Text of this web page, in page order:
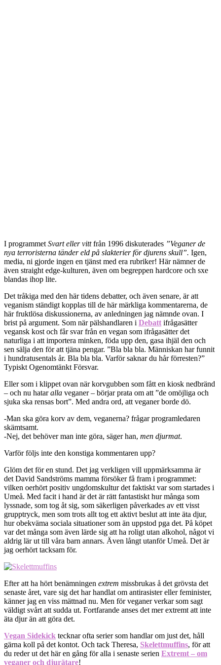
I programmetSvart eller vittfrån 1996 diskuterades ”Veganer de
nya terroristerna tänder eld på slakterier för djurens skull”. Igen,
media, ni gjorde ingen en tjänst med era rubriker! Här nämner de
även straight edge-kulturen, även om begreppen hardcore och sxe
blandas ihop lite.
Det tråkiga med den här tidens debatter, och även senare, är att
veganism ständigt kopplas till de här märkliga kommentarerna, de
här fruktlösa diskussionerna, av anledningen jag nämnde ovan. I
brist på argument. Som när pälshandlaren i Debatt ifrågasätter
vegansk kost och får svar från en vegan som ifrågasätter det
naturliga i att importera minken, föda upp den, gasa ihjäl den och
sen sälja den för att tjäna pengar. ”Bla bla bla. Människan har funnit
i hundratusentals år. Bla bla bla. Varför saknar du hår förresten?”
Typiskt Ogenomtänkt Försvar.
Eller som i klippet ovan när korvgubben som fått en kiosk nedbränd
– och nu hataralla veganer – börjar prata om att ”de omöjliga och
sjuka ska rensas bort”. Med andra ord, att veganer borde dö.
-Man ska göra korv av dem, veganerna? frågar programledaren
skämtsamt.
-Nej, det behöver man inte göra, säger han, men djurmat.
Varför följs inte den konstiga kommentaren upp?
Glöm det för en stund. Det jag verkligen vill uppmärksamma är
det David Sandströms mamma försöker få fram i programmet:
vilken oerhört positiv ungdomskultur det faktiskt var som startades i
Umeå. Med facit i hand är det är rätt fantastiskt hur många som
lyssnade, som tog åt sig, som säkerligen påverkades av ett visst
grupptryck, men som trots allt tog ett aktivt beslut att inte äta djur,
hur obekväma sociala situationer som än uppstod pga det. På köpet
var det många som även lärde sig att ha roligt utan alkohol, något vi
aldrig lär ut till våra barn annars. Även långt utanför Umeå. Det är
jag oerhört tacksam för.
Efter att ha hört benämningen extrem missbrukas å det grövsta det
senaste året, vare sig det har handlat om antirasister eller feminister,
känner jag en viss mättnad nu. Men för veganer verkar som sagt
väldigt svårt att sudda ut. Fortfarande anses det mer extremt att inte
äta djur än att göra det.
Vegan Sidekick tecknar ofta serier som handlar om just det, håll
gärna koll på det kontot. Och tack Theresa, Skelettmuffins, för att
du reder ut det här en gång för alla i senaste serien Extremt – om
veganer och djurätare!